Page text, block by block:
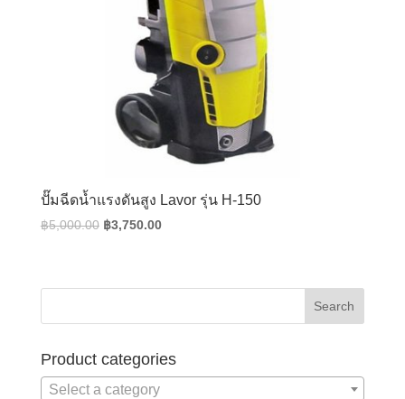
ปั๊มฉีดน้ำแรงดันสูง Lavor รุ่น H-150
฿5,000.00 Original
฿5,000.00.
฿3,750.00Current
฿3,750.00.
Product categories
Select a category